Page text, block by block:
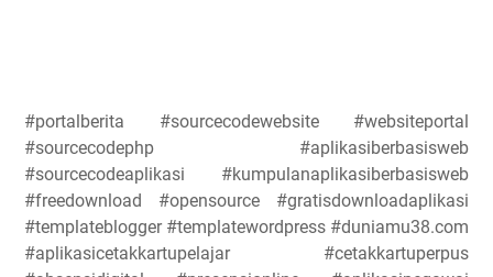
#portalberita #sourcecodewebsite #websiteportal
#sourcecodephp #aplikasiberbasisweb
#sourcecodeaplikasi #kumpulanaplikasiberbasisweb
#freedownload #opensource #gratisdownloadaplikasi
#templateblogger #templatewordpress #duniamu38.com
#aplikasicetakkartupelajar #cetakkartuperpus